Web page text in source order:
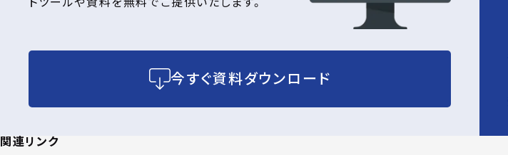
今すぐ資料ダウンロード
関連リンク